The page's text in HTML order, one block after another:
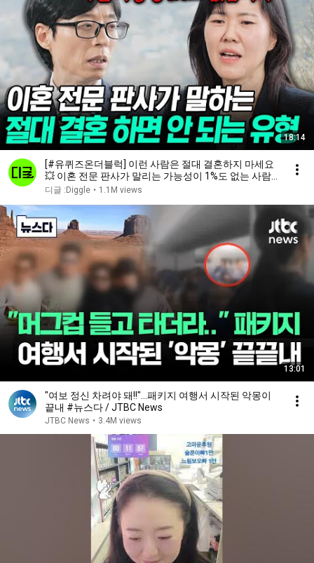
18:14
[#유퀴즈온더블럭] 이런 사람은 절대 결혼하지 마세요
💥 이혼 전문 판사가 말리는 가능성이 1%도 없는 사람
들🚨
디글 :Diggle • 1.1M views
13:01
"여보 정신 차려야 돼!!"…패키지 여행서 시작된 악몽이
끝내 #뉴스다 / JTBC News
JTBC News • 3.4M views